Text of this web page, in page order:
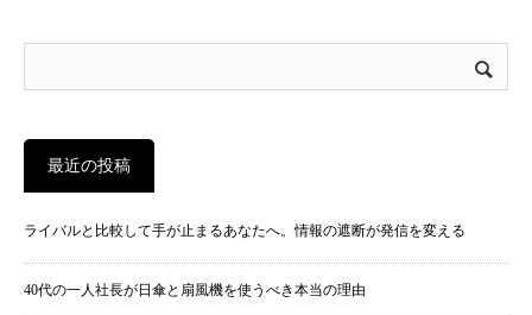
最近の投稿
ライバルと比較して手が止まるあなたへ。情報の遮断が発信を変える
40代の一人社長が日傘と扇風機を使うべき本当の理由